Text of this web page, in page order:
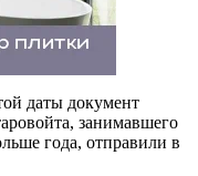
даты документ
занимавшего
года, отправили в